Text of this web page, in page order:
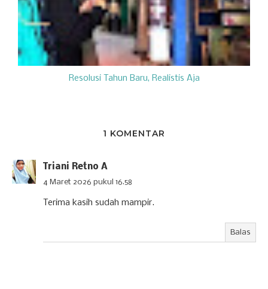
Resolusi Tahun Baru, Realistis Aja
1 KOMENTAR
Triani Retno A
4 Maret 2026 pukul 16.58
Terima kasih sudah mampir.
Balas